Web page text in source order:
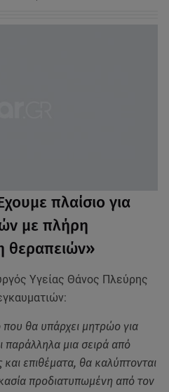
πλαίσιο για
με πλήρη
θεραπειών»
Υγείας Θάνος Πλεύρης
που θα υπάρχει μητρώο για
παράλληλα μια σειρά από
επιθέματα, θα καλύπτονται
προδιατυπωμένη από τον